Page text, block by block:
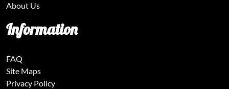
About Us
Information
FAQ
Site Maps
Privacy Policy